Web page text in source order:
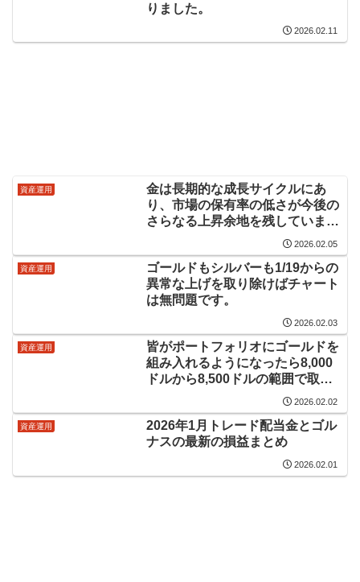
りました。
2026.02.11
資産運用
金は長期的な成長サイクルにあ
り、市場の保有率の低さが今後の
さらなる上昇余地を残していま
2026.02.05
資産運用
ゴールドもシルバーも1/19からの
異常な上げを取り除けばチャート
は無問題です。
2026.02.03
資産運用
皆がポートフォリオにゴールドを
組み入れるようになったら8,000
ドルから8,500ドルの範囲で取引
される可能性があります。2026.02.02
資産運用
2026年1月トレード配当金とゴル
ナスの最新の損益まとめ
2026.02.01